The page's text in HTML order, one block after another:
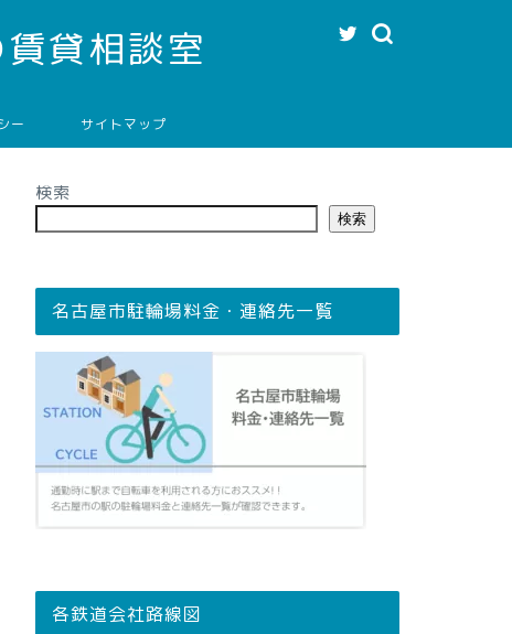
貸相談室
ー サイトマップ
検索
検索
名古屋市駐輪場料金・連絡先一覧
各鉄道会社路線図